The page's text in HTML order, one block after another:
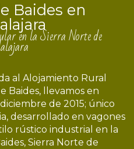
Baides en
en la Sierra Norte de
al Alojamiento Rural
Baides, llevamos en
de 2015; único
desarrollado en vagones
rústico industrial en la
Sierra Norte de